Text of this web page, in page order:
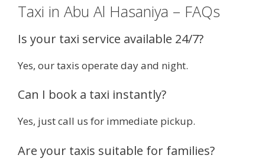
Taxi in Abu Al Hasaniya – FAQs
Is your taxi service available 24/7?
Yes, our taxis operate day and night.
Can I book a taxi instantly?
Yes, just call us for immediate pickup.
Are your taxis suitable for families?